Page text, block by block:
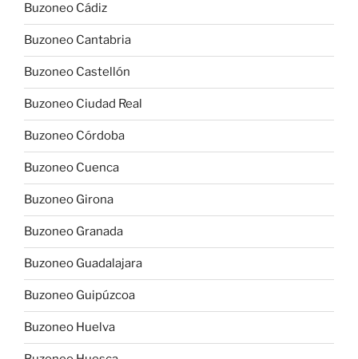
Buzoneo Cádiz
Buzoneo Cantabria
Buzoneo Castellón
Buzoneo Ciudad Real
Buzoneo Córdoba
Buzoneo Cuenca
Buzoneo Girona
Buzoneo Granada
Buzoneo Guadalajara
Buzoneo Guipúzcoa
Buzoneo Huelva